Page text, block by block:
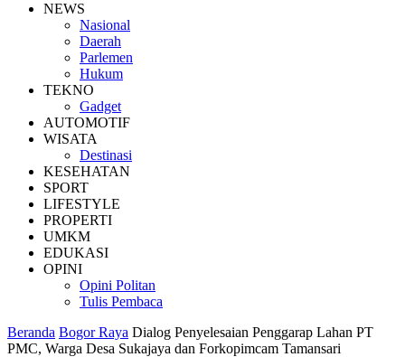
NEWS
Nasional
Daerah
Parlemen
Hukum
TEKNO
Gadget
AUTOMOTIF
WISATA
Destinasi
KESEHATAN
SPORT
LIFESTYLE
PROPERTI
UMKM
EDUKASI
OPINI
Opini Politan
Tulis Pembaca
Beranda Bogor Raya Dialog Penyelesaian Penggarap Lahan PT
PMC, Warga Desa Sukajaya dan Forkopimcam Tamansari